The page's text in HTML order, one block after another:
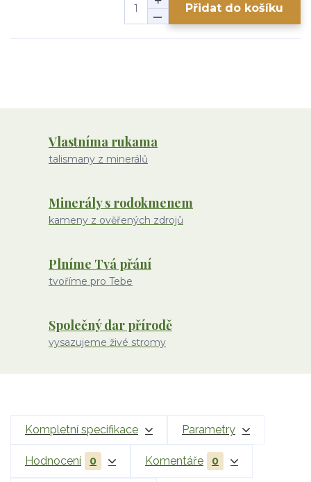
Přidat do košíku
Vlastníma rukama
talismany z minerálů
Minerály s rodokmenem
kameny z ověřených zdrojů
Plníme Tvá přání
tvoříme pro Tebe
Společný dar přírodě
vysazujeme živé stromy
Kompletní specifikace Parametry
Hodnocení 0 Komentáře 0